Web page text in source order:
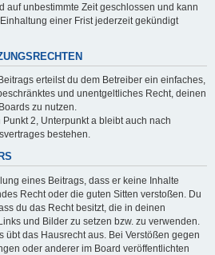
auf unbestimmte Zeit geschlossen und kann
einer Frist jederzeit gekündigt
erteilst du dem Betreiber ein einfaches,
und unentgeltliches Recht, deinen
zu nutzen.
2, Unterpunkt a bleibt auch nach
bestehen.
eines Beitrags, dass er keine Inhalte
Recht oder die guten Sitten verstoßen. Du
du das Recht besitzt, die in deinen
und Bilder zu setzen bzw. zu verwenden.
übt das Hausrecht aus. Bei Verstößen gegen
oder anderer im Board veröffentlichten